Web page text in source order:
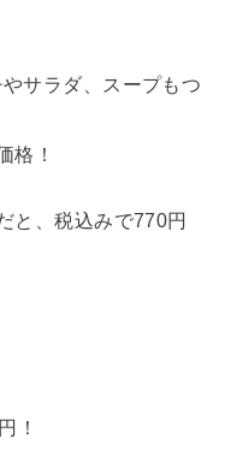
サラダ、スープもつ
格！
と、税込みで770円
！